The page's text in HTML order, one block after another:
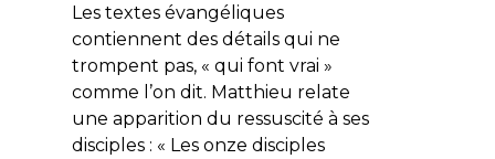
Les textes évangéliques
contiennent des détails qui ne
trompent pas, « qui font vrai »
comme l’on dit. Matthieu relate
une apparition du ressuscité à ses
disciples : « Les onze disciples